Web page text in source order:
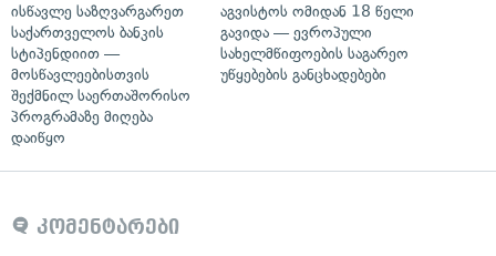
ისწავლე საზღვარგარეთ
საქართველოს ბანკის
სტიპენდიით —
მოსწავლეებისთვის
შექმნილ საერთაშორისო
პროგრამაზე მიღება
დაიწყო
აგვისტოს ომიდან 18 წელი
გავიდა — ევროპული
სახელმწიფოების საგარეო
უწყებების განცხადებები
კომენტარები